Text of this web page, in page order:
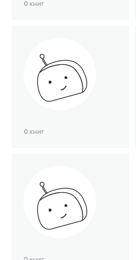
0 книг
0 книг